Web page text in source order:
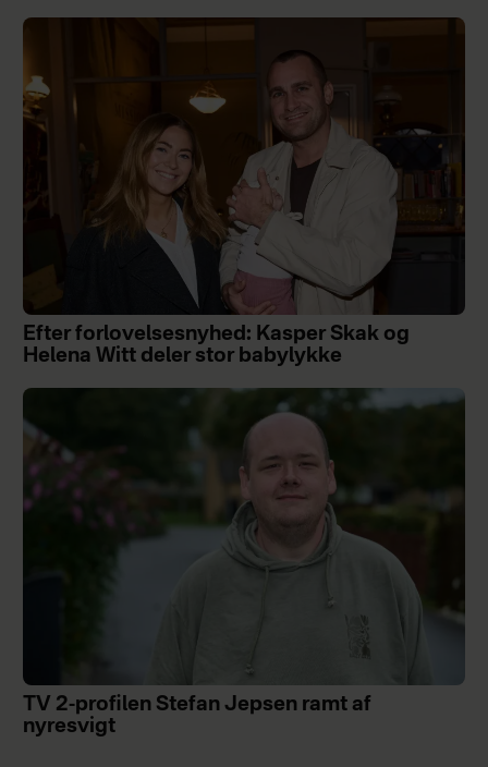
Efter forlovelsesnyhed: Kasper Skak og
Helena Witt deler stor babylykke
TV 2-profilen Stefan Jepsen ramt af
nyresvigt